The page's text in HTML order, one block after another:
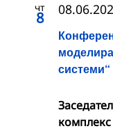
чт
8
системи“